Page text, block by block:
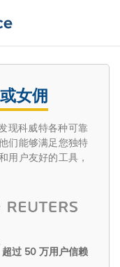
女佣
现科威特各种可靠
们能够满足您独特
用户友好的工具，
超过 50 万用户信赖